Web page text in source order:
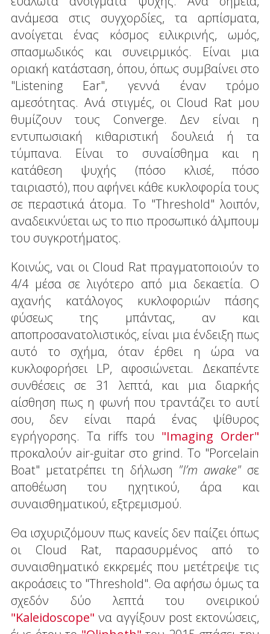
ανάμεσα στις συγχορδίες, τα αρπίσματα,
ανοίγεται ένας κόσμος ειλικρινής, ωμός,
σπασμωδικός και συνειρμικός. Είναι μια
οριακή κατάσταση, όπου, όπως συμβαίνει στο
"Listening Ear", γεννά έναν τρόμο
αμεσότητας. Ανά στιγμές, οι Cloud Rat μου
θυμίζουν τους Converge. Δεν είναι η
εντυπωσιακή κιθαριστική δουλειά ή τα
τύμπανα. Είναι το συναίσθημα και η
κατάθεση ψυχής (πόσο κλισέ, πόσο
ταιριαστό), που αφήνει κάθε κυκλοφορία τους
σε περαστικά άτομα. To "Threshold" λοιπόν,
αναδεικνύεται ως το πιο προσωπικό άλμπουμ
του συγκροτήματος.
Κοινώς, ναι οι Cloud Rat πραγματοποιούν το
4/4 μέσα σε λιγότερο από μια δεκαετία. Ο
αχανής κατάλογος κυκλοφοριών πάσης
φύσεως της μπάντας, αν και
αποπροσανατολιστικός, είναι μια ένδειξη πως
αυτό το σχήμα, όταν έρθει η ώρα να
κυκλοφορήσει LP, αφοσιώνεται. Δεκαπέντε
συνθέσεις σε 31 λεπτά, και μια διαρκής
αίσθηση πως η φωνή που τραντάζει το αυτί
σου, δεν είναι παρά ένας ψίθυρος
εγρήγορσης. Τα riffs του "Imaging Order"
προκαλούν air-guitar στο grind. Το "Porcelain
Boat" μετατρέπει τη δήλωση "I’m awake" σε
αποθέωση του ηχητικού, άρα και
συναισθηματικού, εξτρεμισμού.
Θα ισχυριζόμουν πως κανείς δεν παίζει όπως
οι Cloud Rat, παρασυρμένος από το
συναισθηματικό εκκρεμές που μετέτρεψε τις
ακροάσεις το "Threshold". Θα αφήσω όμως τα
σχεδόν δύο λεπτά του ονειρικού
"Kaleidoscope" να αγγίξουν post εκτονώσεις,